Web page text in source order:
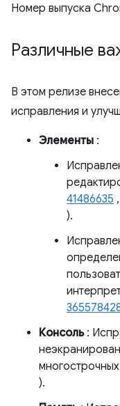
Номер выпуска
Различные
В этом релизе
исправления и
Элементы :
41486635 ,
).
Консоль:
).